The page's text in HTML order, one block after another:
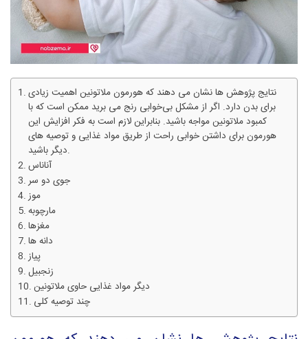
نتایج پژوهش ها نشان می دهند که هورمون ملاتونین اهمیت زیادی
برای بدن دارد. اگر از مشکل بی‌خوابی رنج می برید ممکن است که با
کمبود ملاتونین مواجه باشید. بنابراین لازم است به فکر افزایش این
هورمون برای داشتن خوابی راحت از طریق مواد غذایی و توصیه های
دیگر باشید.
آناناس
جوی دو سر
موز
مارچوبه
مغزها
دانه ها
پیاز
زنجبیل
دیگر مواد غذایی حاوی ملاتونین
چند توصیه کلی